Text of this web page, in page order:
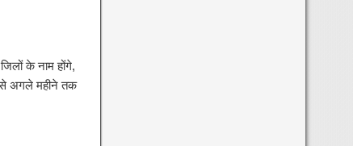
के नाम होंगे,
अगले महीने तक